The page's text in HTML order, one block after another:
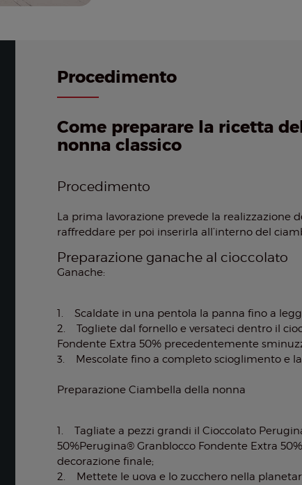
Procedimento
Come preparare la ricetta
nonna classico
Procedimento
La prima lavorazione prevede la realizzazione
raffreddare per poi inserirla all’interno del
Preparazione ganache al cioccolato
Ganache:
1. Scaldate in una pentola la panna fino a
2. Togliete dal fornello e versateci dentro il
Fondente Extra 50% precedentemente
3. Mescolate fino a completo scioglimento e
Preparazione Ciambella della nonna
1. Tagliate a pezzi grandi il Cioccolato
50%Perugina® Granblocco Fondente Extra
decorazione finale;
2. Mettete le uova e lo zucchero nella